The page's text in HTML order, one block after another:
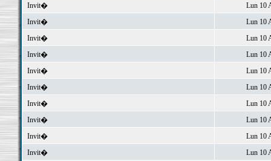
Invit�
Lun 10
Invit�
Lun 10
Invit�
Lun 10
Invit�
Lun 10
Invit�
Lun 10
Invit�
Lun 10
Invit�
Lun 10
Invit�
Lun 10
Invit�
Lun 10
Invit�
Lun 10